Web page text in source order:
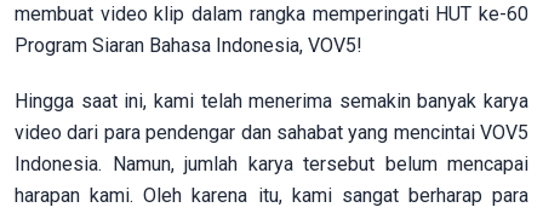
membuat video klip dalam rangka memperingati HUT ke-60
Program Siaran Bahasa Indonesia, VOV5!
Hingga saat ini, kami telah menerima semakin banyak karya
video dari para pendengar dan sahabat yang mencintai VOV5
Indonesia. Namun, jumlah karya tersebut belum mencapai
harapan kami. Oleh karena itu, kami sangat berharap para